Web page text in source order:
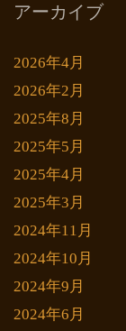
アーカイブ
2026年4月
2026年2月
2025年8月
2025年5月
2025年4月
2025年3月
2024年11月
2024年10月
2024年9月
2024年6月